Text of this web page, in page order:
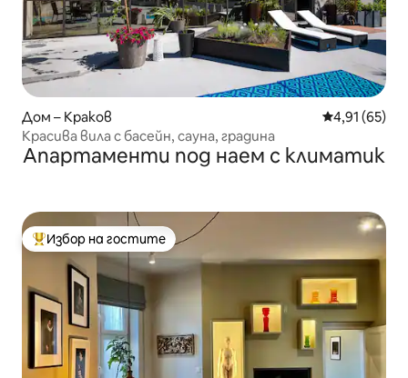
Дом – Краков Средна
4,91 (65)
Красива вила с басейн, сауна, градина
Апартаменти под наем с климатик
Най-популярен избор на гостите
Избор на гостите